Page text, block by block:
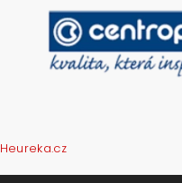
Heureka.cz